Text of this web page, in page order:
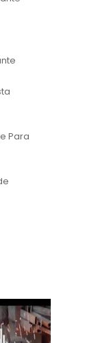
Para